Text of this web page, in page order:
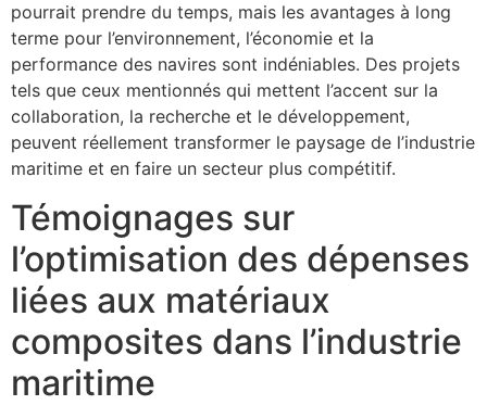
pourrait prendre du temps, mais les avantages à long
terme pour l’environnement, l’économie et la
performance des navires sont indéniables. Des projets
tels que ceux mentionnés qui mettent l’accent sur la
collaboration, la recherche et le développement,
peuvent réellement transformer le paysage de l’industrie
maritime et en faire un secteur plus compétitif.
Témoignages sur
l’optimisation des dépenses
liées aux matériaux
composites dans l’industrie
maritime